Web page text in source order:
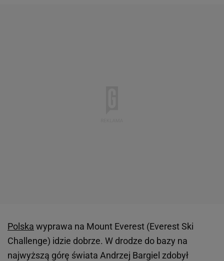
Polska wyprawa na Mount Everest (Everest Ski
Challenge) idzie dobrze. W drodze do bazy na
najwyższą górę świata Andrzej Bargiel zdobył